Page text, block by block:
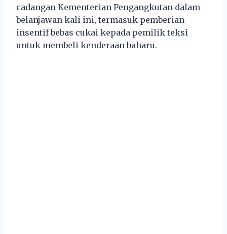
cadangan Kementerian Pengangkutan dalam
belanjawan kali ini, termasuk pemberian
insentif bebas cukai kepada pemilik teksi
untuk membeli kenderaan baharu.